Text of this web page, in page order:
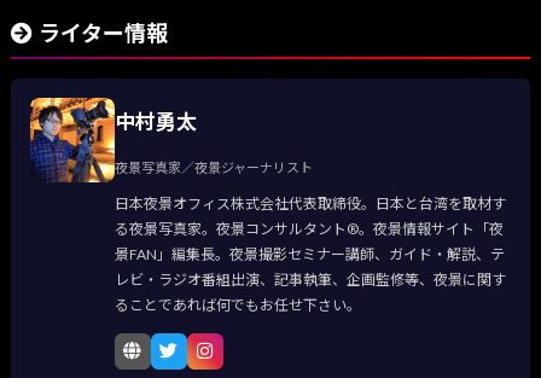
ライター情報
中村勇太
夜景写真家／夜景ジャーナリスト
日本夜景オフィス株式会社代表取締役。日本と台湾を取材す
る夜景写真家。夜景コンサルタント®。夜景情報サイト「夜
景FAN」編集長。夜景撮影セミナー講師、ガイド・解説、テ
レビ・ラジオ番組出演、記事執筆、企画監修等、夜景に関す
ることであれば何でもお任せ下さい。